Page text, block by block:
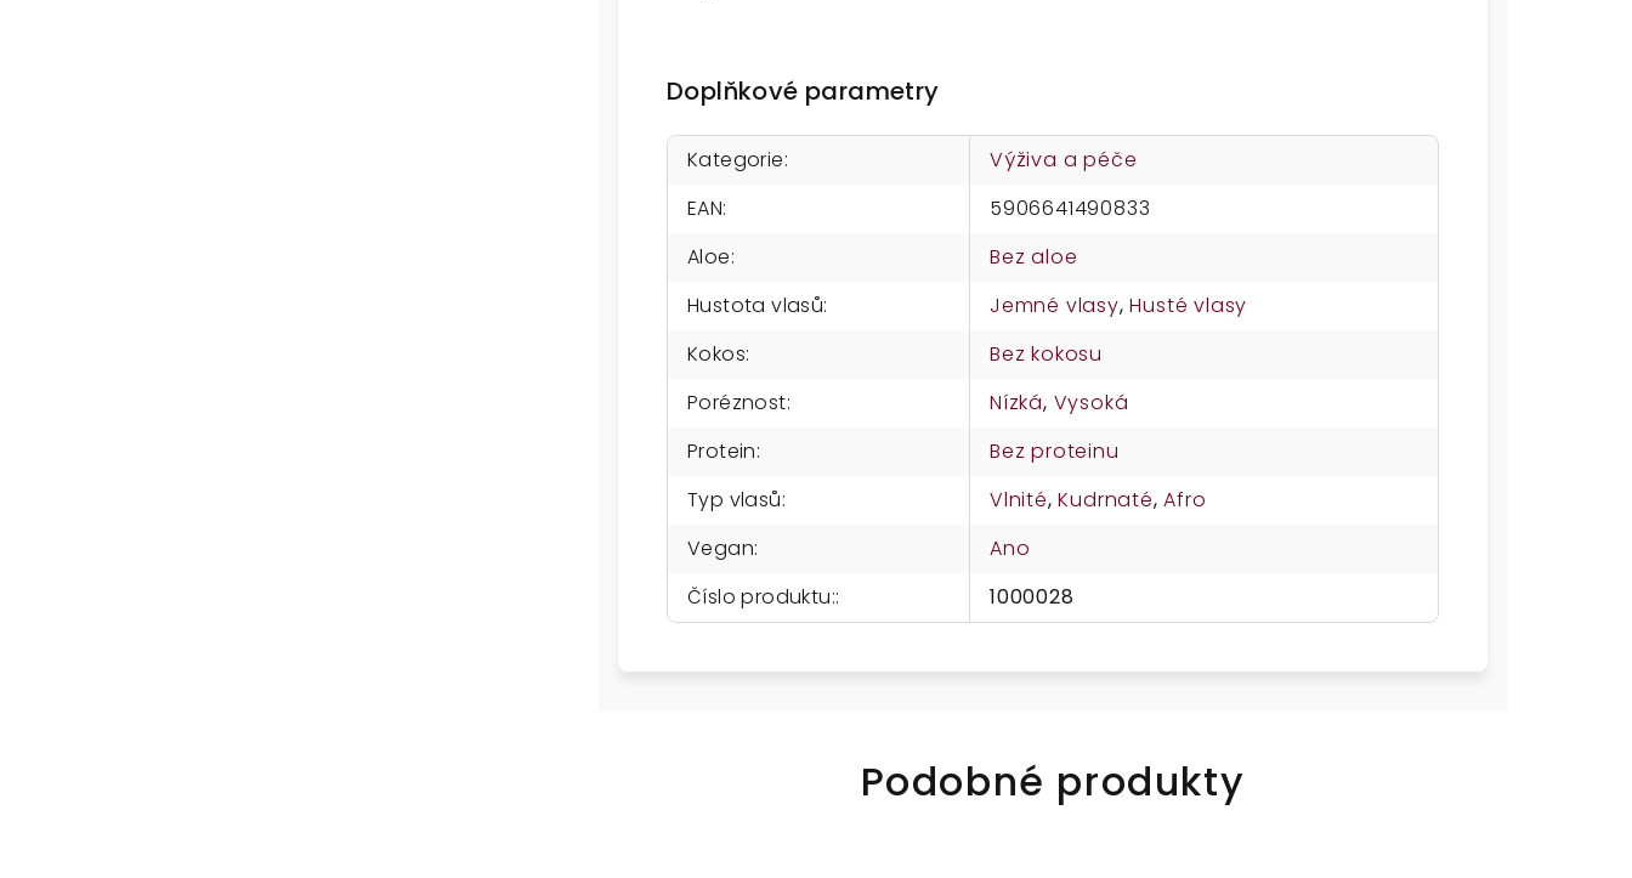
Doplňkové parametry
Kategorie:
Výživa a péče
EAN:
5906641490833
Aloe:
Bez aloe
Hustota vlasů: Jemné vlasy,Husté vlasy
Kokos:
Bez kokosu
Poréznost: Nízká, Vysoká
Protein:
Bez proteinu
Typ vlasů: Vlnité,Kudrnaté,Afro
Vegan:
Ano
Číslo produktu:: 1000028
Podobné produkty